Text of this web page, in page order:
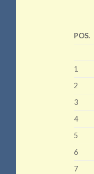
POS.
1
2
3
4
5
6
7